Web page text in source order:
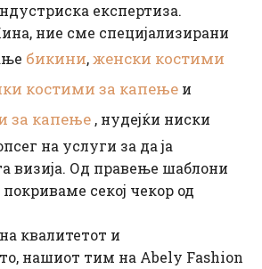
експертиза.
ние сме специјализирани
бикини,женски костими
костими за капење и
за капење , нудејќи ниски
на услуги за да ја
визија. Од правење шаблони
секој чекор од
квалитетот и
нашиот тим на Abely Fashion